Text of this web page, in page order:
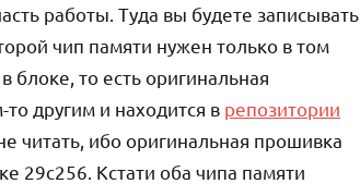
работы. Туда вы будете записывать
чип памяти нужен только в том
блоке, то есть оригинальная
другим и находится в репозитории
читать, ибо оригинальная прошивка
29c256. Кстати оба чипа памяти